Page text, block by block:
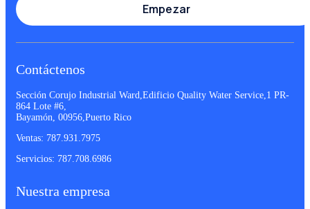
Empezar
Contáctenos
Sección Corujo Industrial Ward,Edificio Quality Water Service,1 PR-
864 Lote #6,
Bayamón, 00956,Puerto Rico
Ventas: 787.931.7975
Servicios: 787.708.6986
Nuestra empresa